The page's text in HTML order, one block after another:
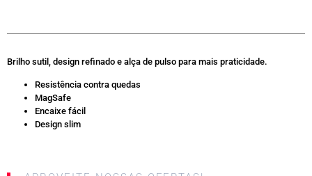
Brilho sutil, design refinado e alça de pulso para mais praticidade.
Resistência contra quedas
MagSafe
Encaixe fácil
Design slim